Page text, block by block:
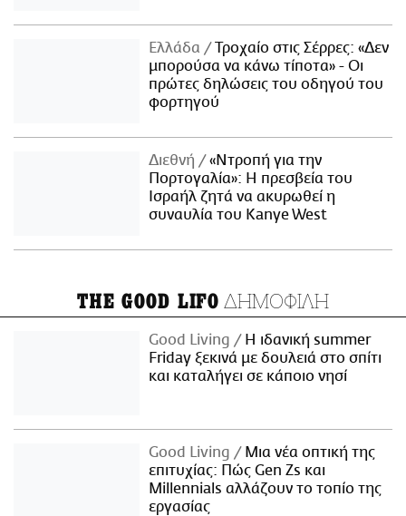
Ελλάδα
Τροχαίο στις Σέρρες: «Δεν
μπορούσα να κάνω τίποτα» - Οι
πρώτες δηλώσεις του οδηγού του
φορτηγού
Διεθνή
«Ντροπή για την
Πορτογαλία»: Η πρεσβεία του
Ισραήλ ζητά να ακυρωθεί η
συναυλία του Kanye West
THE GOOD LIFO ΔΗΜΟΦΙΛΗ
Good Living
Η ιδανική summer
Friday ξεκινά με δουλειά στο σπίτι
και καταλήγει σε κάποιο νησί
Good Living
Μια νέα οπτική της
επιτυχίας: Πώς Gen Zs και
Millennials αλλάζουν το τοπίο της
εργασίας